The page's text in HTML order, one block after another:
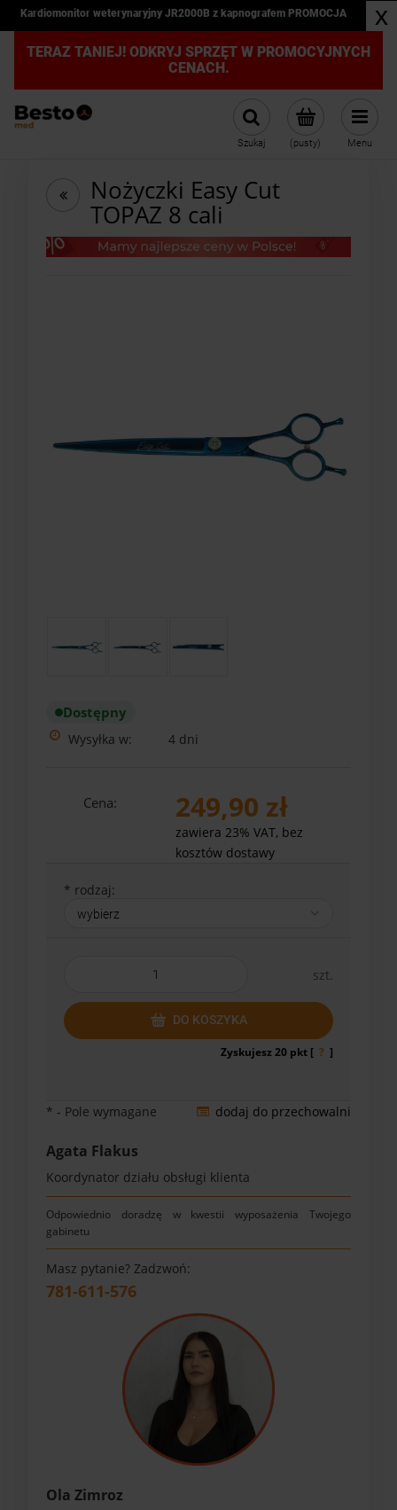
Kardiomonitor weterynaryjny JR2000B z kapnografem PROMOCJA x
TERAZ TANIEJ! ODKRYJ SPRZĘT W PROMOCYJNYCH
CENACH.
(pusty)
Szukaj Menu
Nożyczki Easy Cut
TOPAZ 8 cali
Dostępny
Wysyłka w: 4 dni
Cena: 249,90 zł
zawiera 23% VAT, bez
kosztów dostawy
* rodzaj:
szt.
DO KOSZYKA
Zyskujesz20 pkt [ ? ]
dodaj do przechowalni
* - Pole wymagane
Agata Flakus
Koordynator działu obsługi klienta
Odpowiednio doradzę w kwestii wyposażenia Twojego
gabinetu
Masz pytanie? Zadzwoń:
781-611-576
Ola Zimroz